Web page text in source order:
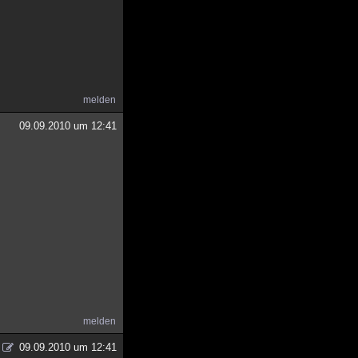
melden
09.09.2010 um 12:41
melden
09.09.2010 um 12:41